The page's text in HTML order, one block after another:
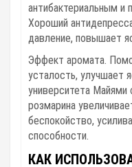
антибактериальным
Хороший
давление, повышает
Эффект аромата.
усталость, улучшает
университета Майями
розмарина
беспокойство,
способности.
КАК